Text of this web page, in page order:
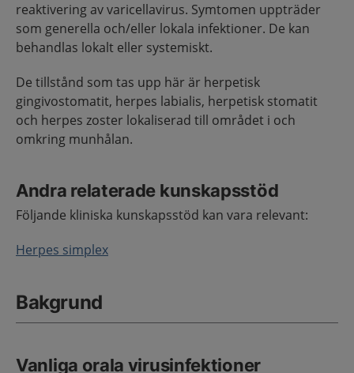
reaktivering av varicellavirus. Symtomen uppträder
som generella och/eller lokala infektioner. De kan
behandlas lokalt eller systemiskt.
De tillstånd som tas upp här är herpetisk
gingivostomatit, herpes labialis, herpetisk stomatit
och herpes zoster lokaliserad till området i och
omkring munhålan.
Andra relaterade kunskapsstöd
Följande kliniska kunskapsstöd kan vara relevant:
Herpes simplex
Bakgrund
Vanliga orala virusinfektioner